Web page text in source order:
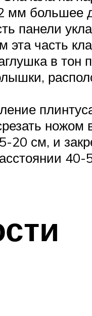
мм
панели
часть
в тон
20 см, и